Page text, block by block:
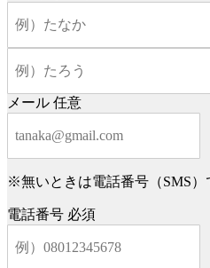
メール 任意
※無いときは電話番号（SMS）
電話番号 必須